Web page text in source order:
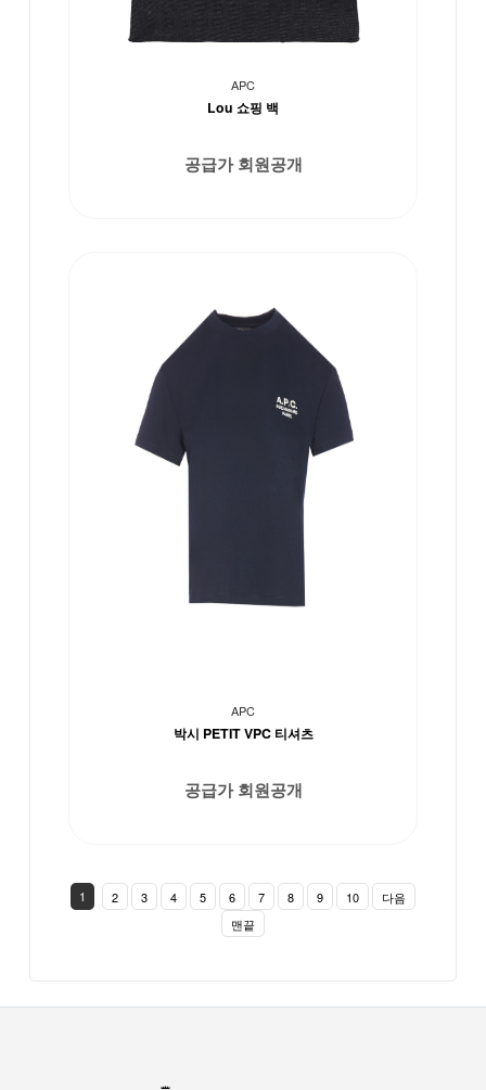
APC
Lou 쇼핑 백
공급가 회원공개
APC
박시 PETIT VPC 티셔츠
공급가 회원공개
1 2 3 4 5 6 7 8 9 10
다음
맨끝